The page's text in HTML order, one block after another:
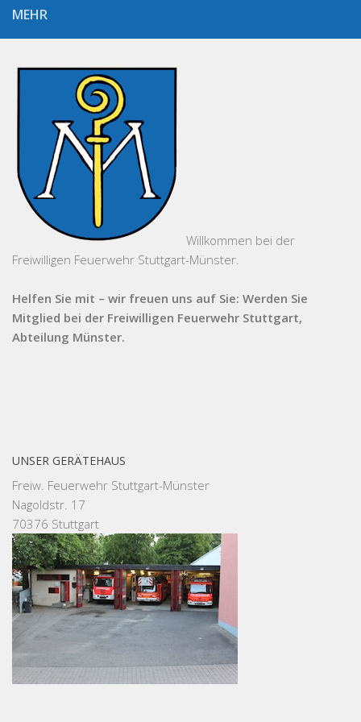
MEHR
Willkommen bei der
Freiwilligen Feuerwehr Stuttgart-Münster.
Helfen Sie mit – wir freuen uns auf Sie: Werden Sie
Mitglied bei der Freiwilligen Feuerwehr Stuttgart,
Abteilung Münster.
UNSER GERÄTEHAUS
Freiw. Feuerwehr Stuttgart-Münster
Nagoldstr. 17
70376 Stuttgart